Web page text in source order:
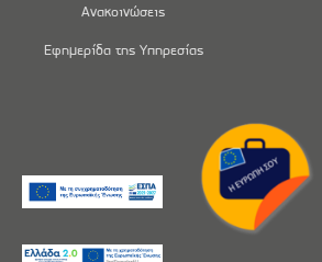
Ανακοινώσεις
Εφημερίδα της Υπηρεσίας